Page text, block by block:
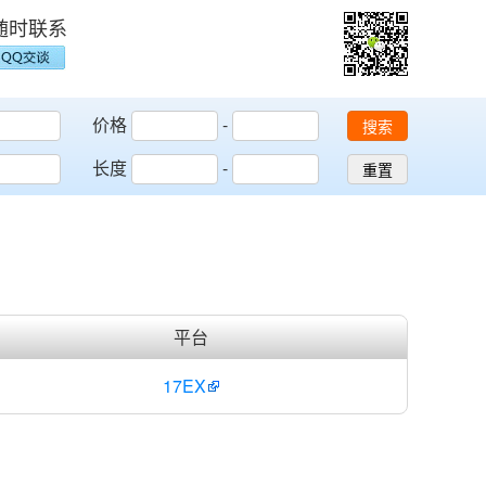
时联系
价格
-
长度
-
搜索
重置
平台
17EX